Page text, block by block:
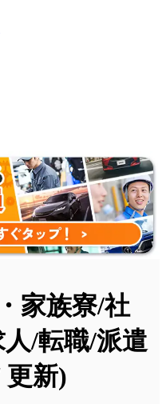
家族寮/社
/転職/派遣
更新)